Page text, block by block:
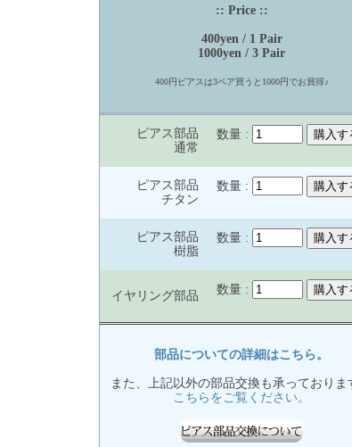
:: Price ::
400yen / 1 Pair
1000yen / 3 Pair
400円ピアスは3ペア買うと1000円でお買得♪
ピアス部品
通常
数量 :
ピアス部品
チタン
数量 :
ピアス部品
樹脂
数量 :
イヤリング部品 数量 :
部品についての詳細はこちら。
また、上記以外の部品交換も承っておりま
こちらをご覧ください。